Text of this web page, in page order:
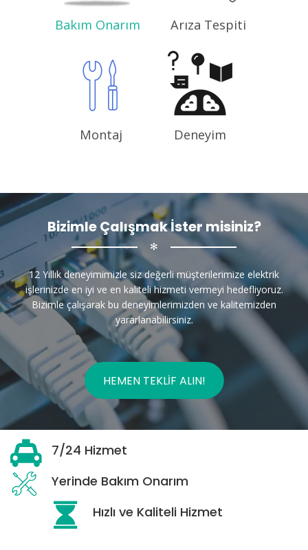
Bakım Onarım Arıza Tespiti
Montaj Deneyim
Bizimle Çalışmak İster misiniz?
✻
12 Yıllık deneyimimizle siz değerli müşterilerimize elektrik
işlerinizde en iyi ve en kaliteli hizmeti vermeyi hedefliyoruz.
Bizimle çalışarak bu deneyimlerimizden ve kalitemizden
yararlanabilirsiniz.
HEMEN TEKLIF ALIN!
7/24 Hizmet
Yerinde Bakım Onarım
Hızlı ve Kaliteli Hizmet